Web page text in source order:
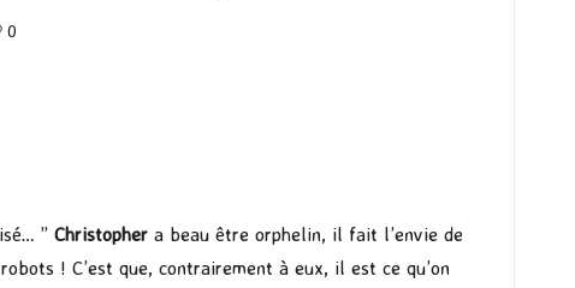
0
” Christopher a beau être orphelin, il fait l’envie de
! C’est que, contrairement à eux, il est ce qu’on